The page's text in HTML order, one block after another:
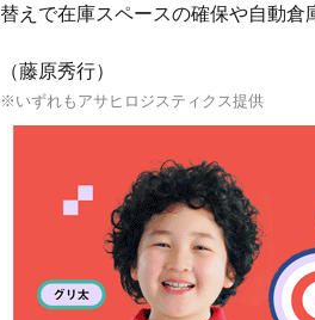
替えで在庫スペースの確保や自動倉
（藤原秀行）
※いずれもアサヒロジスティクス提供